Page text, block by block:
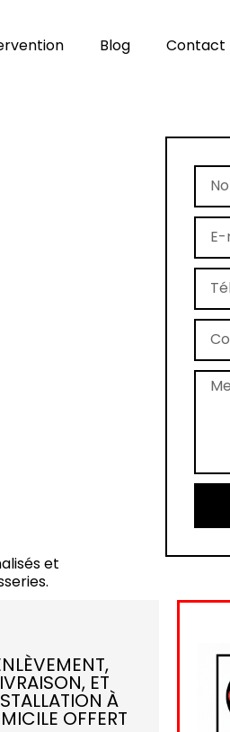
Blog Contact
et
ET
À
OFFERT